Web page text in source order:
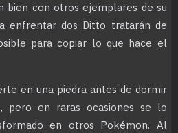
bien con otros ejemplares de su
enfrentar dos Ditto tratarán de
para copiar lo que hace el
en una piedra antes de dormir
pero en raras ocasiones se lo
en otros Pokémon. Al